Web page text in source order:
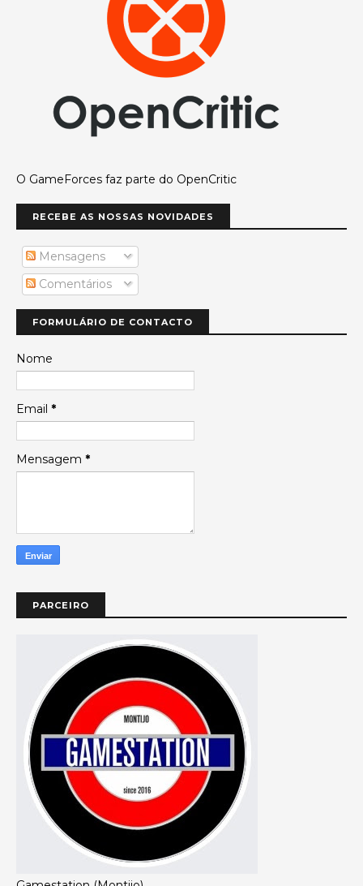
O GameForces faz parte do OpenCritic
RECEBE AS NOSSAS NOVIDADES
Mensagens
Comentários
FORMULÁRIO DE CONTACTO
Nome
Email *
Mensagem *
PARCEIRO